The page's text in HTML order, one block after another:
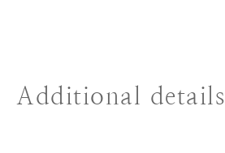
Additional details